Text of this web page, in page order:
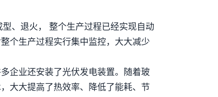
、退火， 整个生产过程已经实现自动
个生产过程实行集中监控，大大减少
企业还安装了光伏发电装置。随着玻
大大提高了热效率、降低了能耗、节